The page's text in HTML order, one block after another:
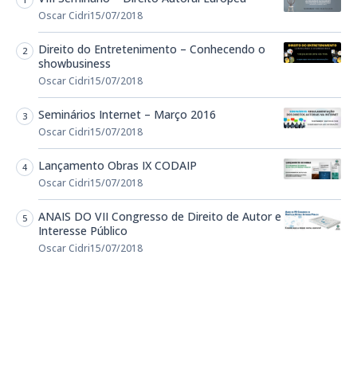
Oscar Cidri15/07/2018
Direito do Entretenimento – Conhecendo o
showbusiness
Oscar Cidri15/07/2018
Seminários Internet – Março 2016
Oscar Cidri15/07/2018
Lançamento Obras IX CODAIP
Oscar Cidri15/07/2018
ANAIS DO VII Congresso de Direito de Autor e
Interesse Público
Oscar Cidri15/07/2018